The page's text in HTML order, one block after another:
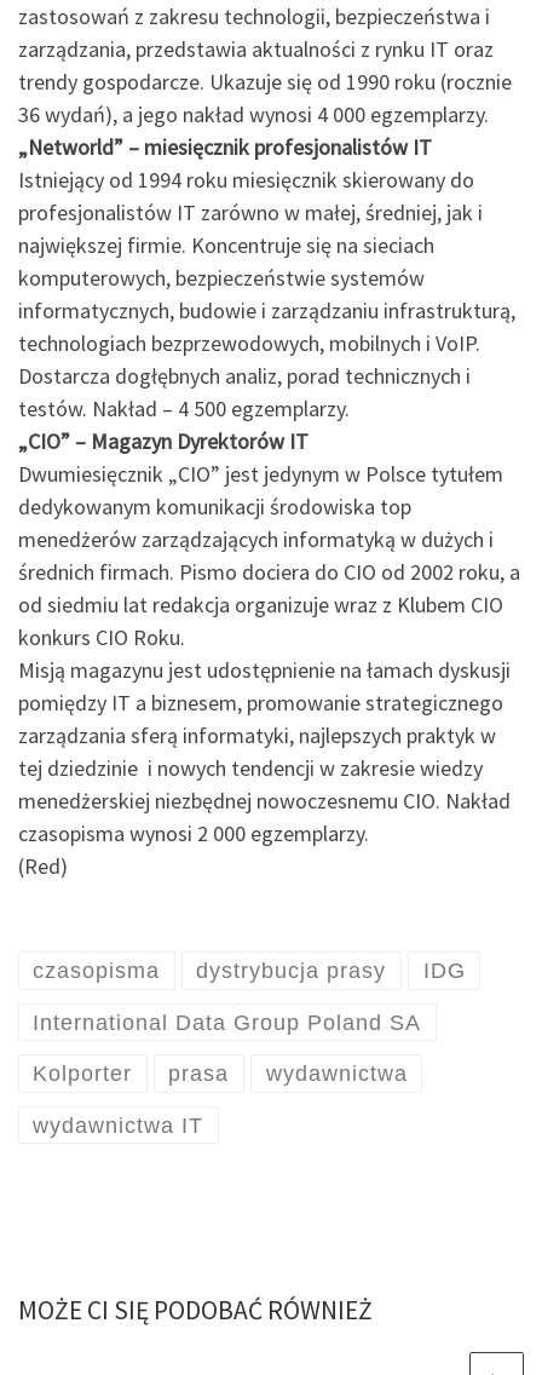
zastosowań z zakresu technologii, bezpieczeństwa i
zarządzania, przedstawia aktualności z rynku IT oraz
trendy gospodarcze. Ukazuje się od 1990 roku (rocznie
36 wydań), a jego nakład wynosi 4 000 egzemplarzy.
„Networld” – miesięcznik profesjonalistów IT
Istniejący od 1994 roku miesięcznik skierowany do
profesjonalistów IT zarówno w małej, średniej, jak i
największej firmie. Koncentruje się na sieciach
komputerowych, bezpieczeństwie systemów
informatycznych, budowie i zarządzaniu infrastrukturą,
technologiach bezprzewodowych, mobilnych i VoIP.
Dostarcza dogłębnych analiz, porad technicznych i
testów. Nakład – 4 500 egzemplarzy.
„CIO” – Magazyn Dyrektorów IT
Dwumiesięcznik „CIO” jest jedynym w Polsce tytułem
dedykowanym komunikacji środowiska top
menedżerów zarządzających informatyką w dużych i
średnich firmach. Pismo dociera do CIO od 2002 roku, a
od siedmiu lat redakcja organizuje wraz z Klubem CIO
konkurs CIO Roku.
Misją magazynu jest udostępnienie na łamach dyskusji
pomiędzy IT a biznesem, promowanie strategicznego
zarządzania sferą informatyki, najlepszych praktyk w
tej dziedzinie i nowych tendencji w zakresie wiedzy
menedżerskiej niezbędnej nowoczesnemu CIO. Nakład
czasopisma wynosi 2 000 egzemplarzy.
(Red)
czasopisma dystrybucja prasy IDG
International Data Group Poland SA
Kolporter prasa wydawnictwa
wydawnictwa IT
MOŻE CI SIĘ PODOBAĆ RÓWNIEŻ